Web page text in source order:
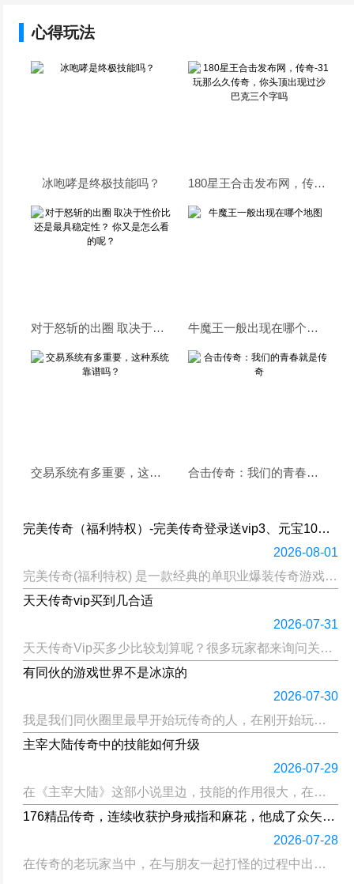
心得玩法
冰咆哮是终极技能吗？ 180星王合击发布网，传奇-31玩那么久传奇，你头顶出现过沙巴克三个字吗
对于怒斩的出圈 取决于性价比 还是最具稳定性？ 你又是怎么看的呢？ 牛魔王一般出现在哪个地图
交易系统有多重要，这种系统靠谱吗？ 合击传奇：我们的青春就是传奇
完美传奇（福利特权）-完美传奇登录送vip3、元宝10万，绑银10万
2026-08-01
完美传奇(福利特权) 是一款经典的单职业爆装传奇游戏，在游戏里所有的物品都可以通过打怪来获得，并且可以很容易地进行交易出售给其他玩家或者卖给NPC商人换取金钱使用；玩家们可以通过获取装备来赚取金币；玩...
天天传奇vip买到几合适
2026-07-31
天天传奇Vip买多少比较划算呢？很多玩家都来询问关于VIP的问题了，主要就是担心自己会浪费金钱而没有得到应有的回报，在此我为大家解答一下天天传奇VIP到底该买多大的问题。...
有同伙的游戏世界不是冰凉的
2026-07-30
我是我们同伙圈里最早开始玩传奇的人，在刚开始玩传奇的时候什么都不懂，什么都不会，只能自己看官网上的介绍去研究和揣摩，当时一个小孩子玩传奇的感觉很不好，虽然传奇很好玩，但是自己一个人很孤单，再加上可能是...
主宰大陆传奇中的技能如何升级
2026-07-29
在《主宰大陆》这部小说里边，技能的作用很大，在把技能升到一定级别以后就可以使自己的实力得到很大的提高，并且还可以通过不断的修炼来增强自己所使用的攻击方式所带来的攻击力大小，在整个游戏中想要让角色的能力...
176精品传奇，连续收获护身戒指和麻花，他成了众矢之的
2026-07-28
在传奇的老玩家当中，在与朋友一起打怪的过程中出现过很多次场景，而跟老道搭档时间最长的就是同寝室的那个哥们儿了。刚开始接触也是正常的社交活动，并且作为室友们之间也不至于太过生疏吧。一提到游戏《热血传奇》...